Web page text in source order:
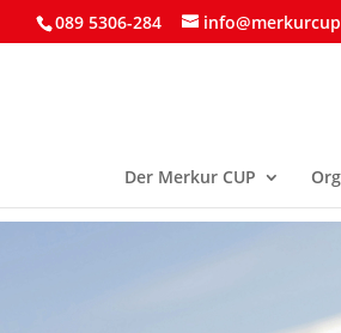
089 5306-284
Der Merkur CUP